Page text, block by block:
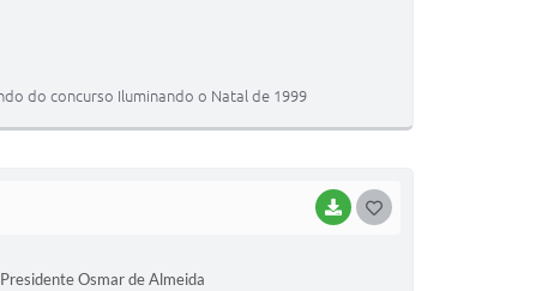
do concurso Iluminando o Natal de 1999
BAIXAR
Presidente Osmar de Almeida